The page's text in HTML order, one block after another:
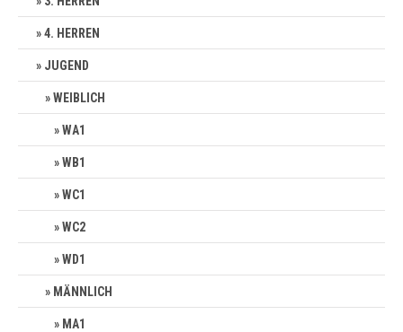
4. HERREN
JUGEND
WEIBLICH
WA1
WB1
WC1
WC2
WD1
MÄNNLICH
MA1